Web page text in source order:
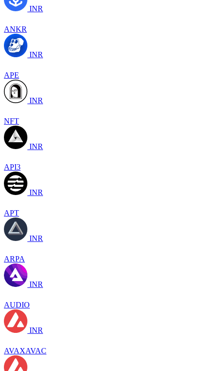
INR
ANKR
INR
APE
INR
NFT
INR
API3
INR
APT
INR
ARPA
INR
AUDIO
INR
AVAXAVAC